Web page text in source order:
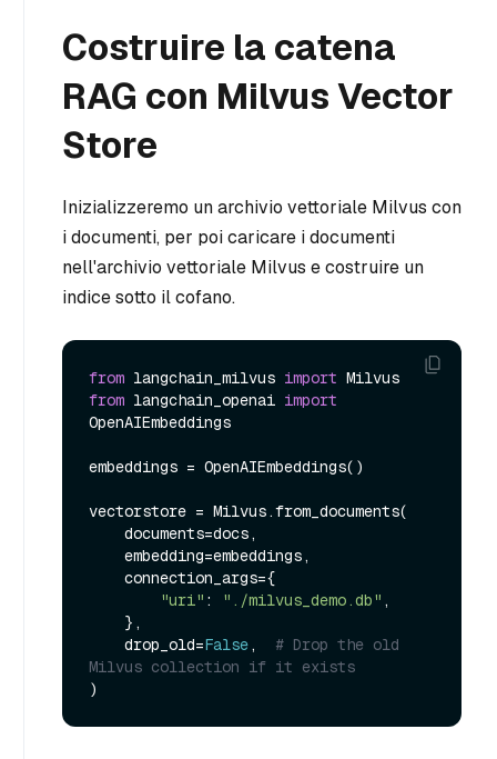
Costruire la catena
RAG con Milvus Vector
Store
Inizializzeremo un archivio vettoriale Milvus con
i documenti, per poi caricare i documenti
nell'archivio vettoriale Milvus e costruire un
indice sotto il cofano.
from langchain_milvus import
from langchain_openai import
OpenAIEmbeddings
embeddings = OpenAIEmbeddings()
vectorstore = Milvus.from_documents(
"uri" : "./milvus_demo.db" ,
    drop_old=
False, # Drop the old
Milvus collection if it exists